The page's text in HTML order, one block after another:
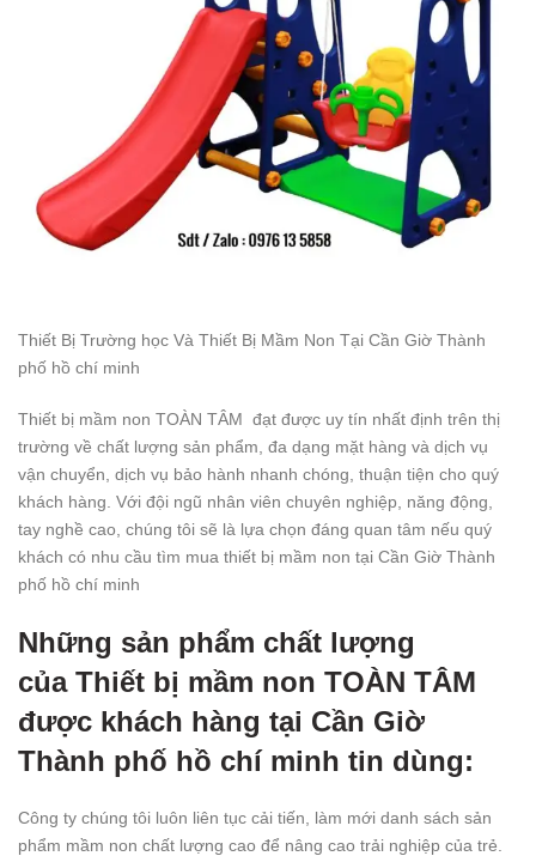
Thiết Bị Trường học Và Thiết Bị Mầm Non Tại Cần Giờ Thành
phố hồ chí minh
Thiết bị mầm non TOÀN TÂM đạt được uy tín nhất định trên thị
trường về chất lượng sản phẩm, đa dạng mặt hàng và dịch vụ
vận chuyển, dịch vụ bảo hành nhanh chóng, thuận tiện cho quý
khách hàng. Với đội ngũ nhân viên chuyên nghiệp, năng động,
tay nghề cao, chúng tôi sẽ là lựa chọn đáng quan tâm nếu quý
khách có nhu cầu tìm mua thiết bị mầm non tại Cần Giờ Thành
phố hồ chí minh
Những sản phẩm chất lượng
của Thiết bị mầm non TOÀN TÂM
được khách hàng tại Cần Giờ
Thành phố hồ chí minh tin dùng:
Công ty chúng tôi luôn liên tục cải tiến, làm mới danh sách sản
phẩm mầm non chất lượng cao để nâng cao trải nghiệp của trẻ.